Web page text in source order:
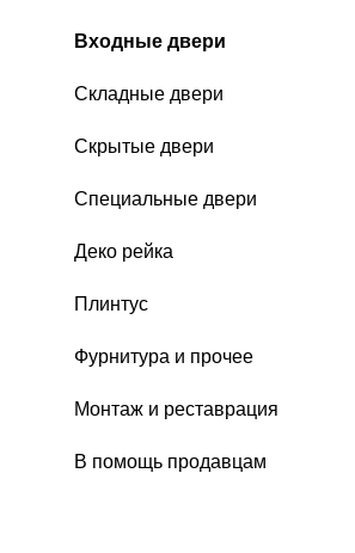
Входные двери
Складные двери
Скрытые двери
Специальные двери
Деко рейка
Плинтус
Фурнитура и прочее
Монтаж и реставрация
В помощь продавцам